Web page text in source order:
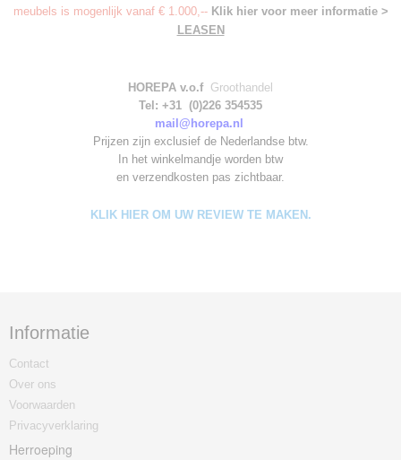
meubels is mogenlijk vanaf € 1.000,-- Klik hier voor meer informatie >
LEASEN
HOREPA v.o.f Groothandel
Tel: +31 (0)226 354535
mail@horepa.nl
Prijzen zijn exclusief de Nederlandse btw.
In het winkelmandje worden btw
en verzendkosten pas zichtbaar.
KLIK HIER OM UW REVIEW TE MAKEN.
Informatie
Contact
Over ons
Voorwaarden
Privacyverklaring
Herroeping